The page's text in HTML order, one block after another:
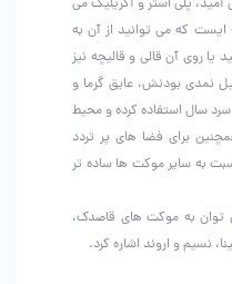
آمید، پلی استر و آکریلیک می
که می توانید از آن به
یا روی آن قالی و قالیچه نیز
نمدی بودنش، عایق گرما و
سال استفاده کرده و محیط
برای فضا های پر تردد
به سایر موکت ها ساده تر
به موکت های قاصدک،
نسیم و اروند اشاره کرد.